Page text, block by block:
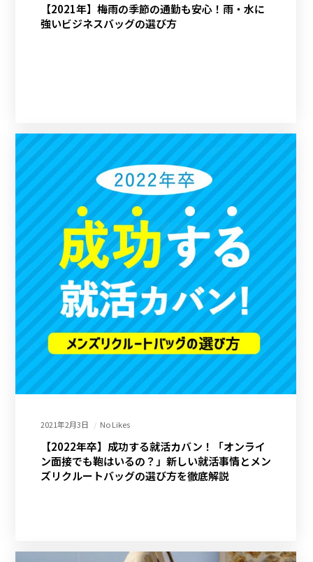
【2021年】梅雨の季節の通勤も安心！雨・水に
強いビジネスバッグの選び方
2021年2月3日 No Likes
【2022年卒】成功する就活カバン！「オンライ
ン面接でも鞄はいるの？」新しい就活事情とメン
ズリクルートバッグの選び方を徹底解説